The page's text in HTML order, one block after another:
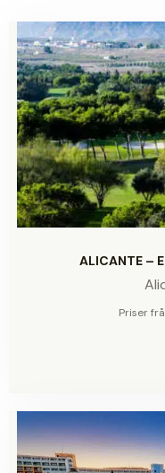
ALICANTE –
Priser